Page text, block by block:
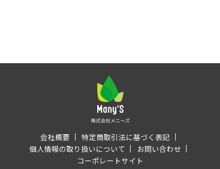
会社概要
特定商取引法に基づく表記
個人情報の取り扱いについて
お問い合わせ
コーポレートサイト